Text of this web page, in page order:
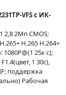
VFS с ИК-
2Mп CMOS;
H.265 H.264+
25к с);
1 30с),
поддержка
Рабочая